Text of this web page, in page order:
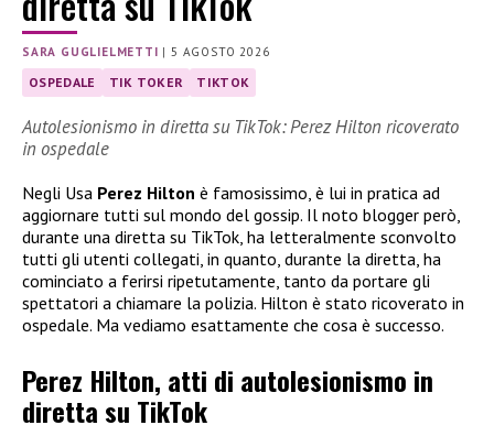
SARA GUGLIELMETTI |5 AGOSTO 2026
OSPEDALE TIK TOKER TIKTOK
Autolesionismo in diretta su TikTok: Perez Hilton ricoverato
in ospedale
Negli Usa Perez Hilton è famosissimo, è lui in pratica ad
aggiornare tutti sul mondo del gossip. Il noto blogger però,
durante una diretta su TikTok, ha letteralmente sconvolto
tutti gli utenti collegati, in quanto, durante la diretta, ha
cominciato a ferirsi ripetutamente, tanto da portare gli
spettatori a chiamare la polizia. Hilton è stato ricoverato in
ospedale. Ma vediamo esattamente che cosa è successo.
Perez Hilton, atti di autolesionismo in
diretta su TikTok